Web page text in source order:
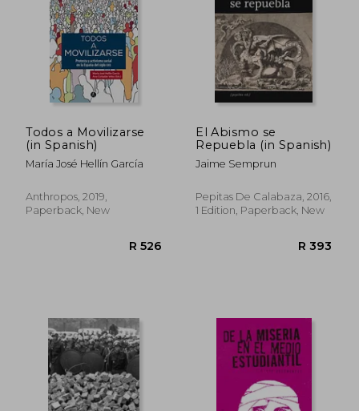
Todos a Movilizarse
(in Spanish)
María José Hellín García
Anthropos, 2019,
Paperback, New
El Abismo se
Repuebla (in Spanish)
Jaime Semprun
Pepitas De Calabaza, 2016,
1 Edition, Paperback, New